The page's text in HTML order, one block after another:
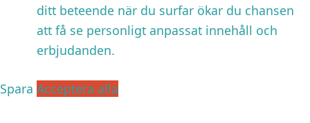
ditt beteende när du surfar ökar du chansen
att få se personligt anpassat innehåll och
erbjudanden.
Spara Acceptera alla